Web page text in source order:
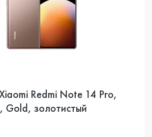
Redmi Note 14 Pro,
золотистый